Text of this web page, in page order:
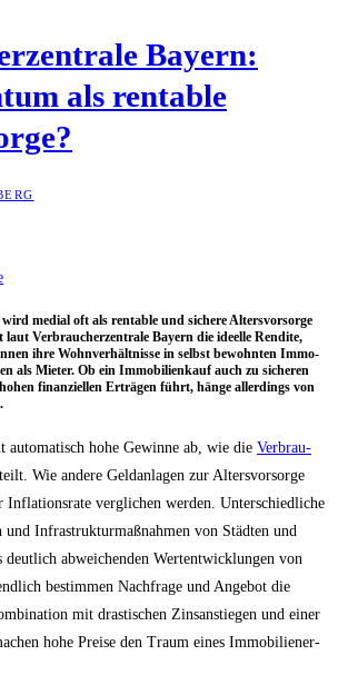
Bay­ern:
als ren­ta­ble
medi­al oft als ren­ta­ble und siche­re Alters­vor­sor­ge
Ver­brau­cher­zen­tra­le Bay­ern die ideel­le Ren­di­te,
ihre Wohn­ver­hält­nis­se in selbst bewohn­ten Immo­
als Mie­ter. Ob ein Immo­bi­li­en­kauf auch zu siche­ren
finan­zi­el­len Erträ­gen führt, hän­ge aller­dings von
hohe Gewin­ne ab, wie die Ver­brau­
Wie ande­re Geld­an­la­gen zur Alters­vor­sor­ge
Infla­ti­ons­ra­te ver­gli­chen wer­den. Unter­schied­li­che
und Infra­struk­tur­maß­nah­men von Städ­ten und
deut­lich abwei­chen­den Wert­ent­wick­lun­gen von
bestim­men Nach­fra­ge und Ange­bot die
mit dras­ti­schen Zins­an­stie­gen und einer
hohe Prei­se den Traum eines Immo­bi­li­en­er­